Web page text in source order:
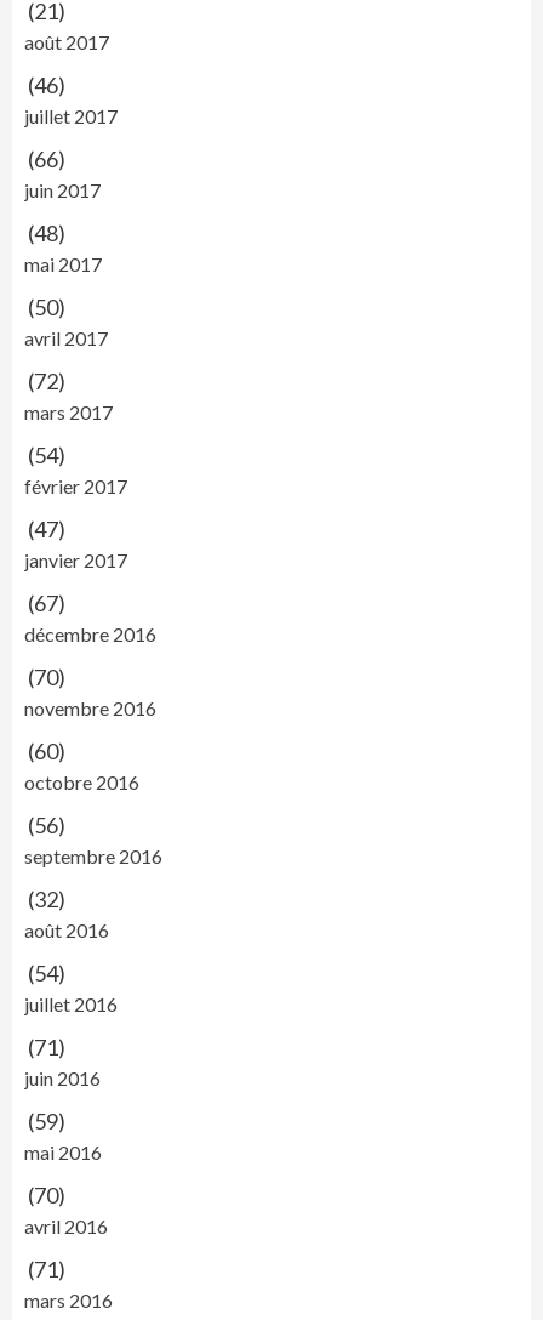
(21)
août 2017
(46)
juillet 2017
(66)
juin 2017
(48)
mai 2017
(50)
avril 2017
(72)
mars 2017
(54)
février 2017
(47)
janvier 2017
(67)
décembre 2016
(70)
novembre 2016
(60)
octobre 2016
(56)
septembre 2016
(32)
août 2016
(54)
juillet 2016
(71)
juin 2016
(59)
mai 2016
(70)
avril 2016
(71)
mars 2016